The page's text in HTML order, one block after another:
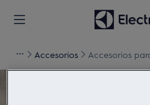
Accesorios Accesorios